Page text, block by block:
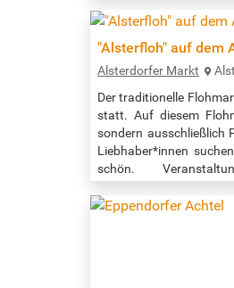
Elmshorn.php?
"Alsterfloh" auf dem
Alsterdorfer Markt
Der traditionelle
statt. Auf diesem
sondern ausschließlich
Liebhaber*innen
schön.
https://